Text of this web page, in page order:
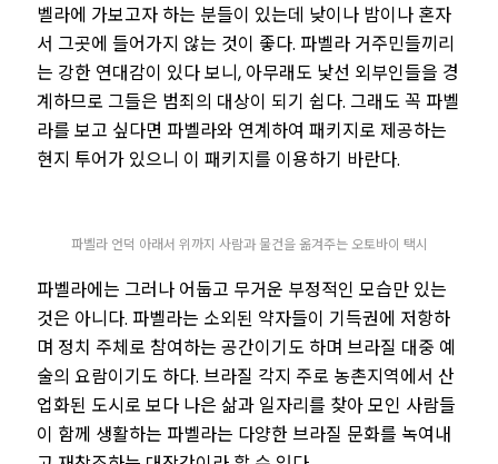
벨라에 가보고자 하는 분들이 있는데 낮이나 밤이나 혼자
서 그곳에 들어가지 않는 것이 좋다. 파벨라 거주민들끼리
는 강한 연대감이 있다 보니, 아무래도 낯선 외부인들을 경
계하므로 그들은 범죄의 대상이 되기 쉽다. 그래도 꼭 파벨
라를 보고 싶다면 파벨라와 연계하여 패키지로 제공하는
현지 투어가 있으니 이 패키지를 이용하기 바란다.
파벨라 언덕 아래서 위까지 사람과물건을 옮겨주는 오토바이 택시
파벨라에는 그러나 어둡고 무거운 부정적인 모습만 있는
것은 아니다. 파벨라는 소외된 약자들이 기득권에 저항하
며 정치 주체로 참여하는 공간이기도 하며 브라질 대중 예
술의 요람이기도 하다. 브라질 각지 주로 농촌지역에서 산
업화된 도시로 보다 나은 삶과 일자리를 찾아 모인 사람들
이 함께 생활하는 파벨라는 다양한 브라질 문화를 녹여내